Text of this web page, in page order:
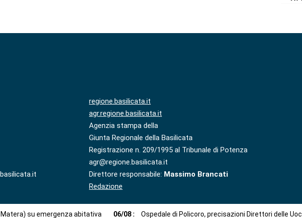
regione.basilicata.it
agr.regione.basilicata.it
Agenzia stampa della
Giunta Regionale della Basilicata
Registrazione n. 209/1995 al Tribunale di Potenza
agr@regione.basilicata.it
Direttore responsabile: Massimo Brancati
Redazione
su emergenza abitativa 06/08 : Ospedale di Policoro, precisazioni Direttori delle Uoc